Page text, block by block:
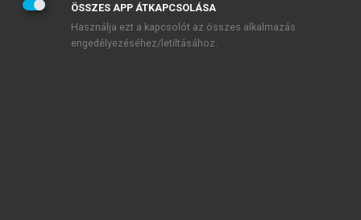
ÖSSZES APP ÁTKAPCSOLÁSA
Használja ezt a kapcsolót az összes alkalmazás
engedélyezéséhez/letiltásához.